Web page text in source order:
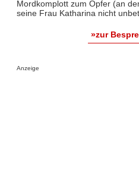
Mordkomplott zum Opfer (an
seine Frau Katharina nicht
»zur
Anzeige